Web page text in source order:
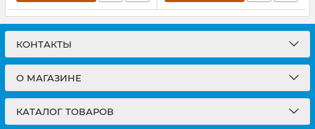
КОНТАКТЫ
О МАГАЗИНЕ
КАТАЛОГ ТОВАРОВ